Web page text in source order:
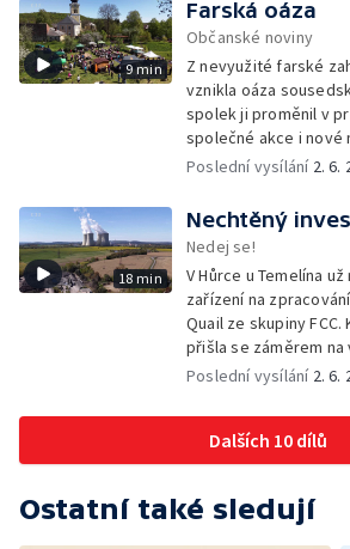
9 min
Farská oáza
Občanské noviny
Z nevyužité farské
vznikla oáza
spolek ji proměnil v
společné akce i nové
přesahují zahradu a
Poslední vysílání 2. 6.
18 min
Nechtěný
Nedej se!
V Hůrce u Temelína
zařízení na
Quail ze skupiny
přišla se záměrem
nebezpečných
zkušenosti s
rekultivace odkališť v
Poslední vysílání 2. 6.
Dalších 10 dílů
Ostatní také sledují